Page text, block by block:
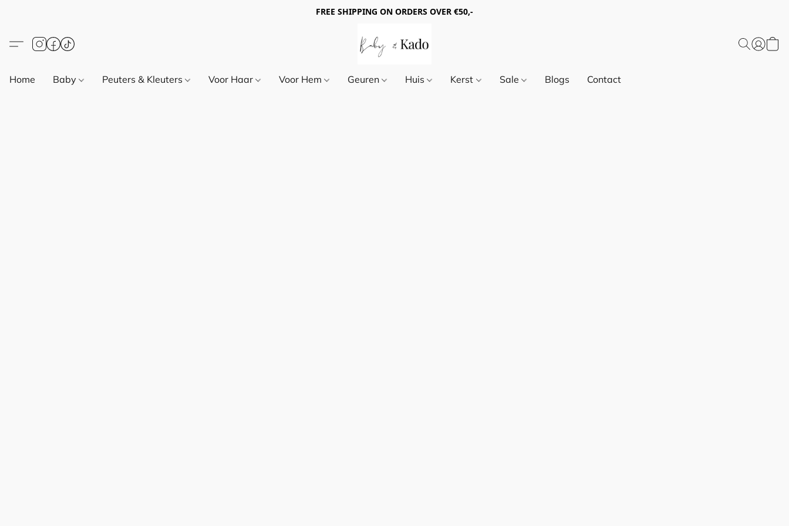
FREE SHIPPING ON ORDERS OVER €50,-
Home Baby Peuters & Kleuters Voor Haar Voor Hem Geuren Huis Kerst Sale Blogs Contact